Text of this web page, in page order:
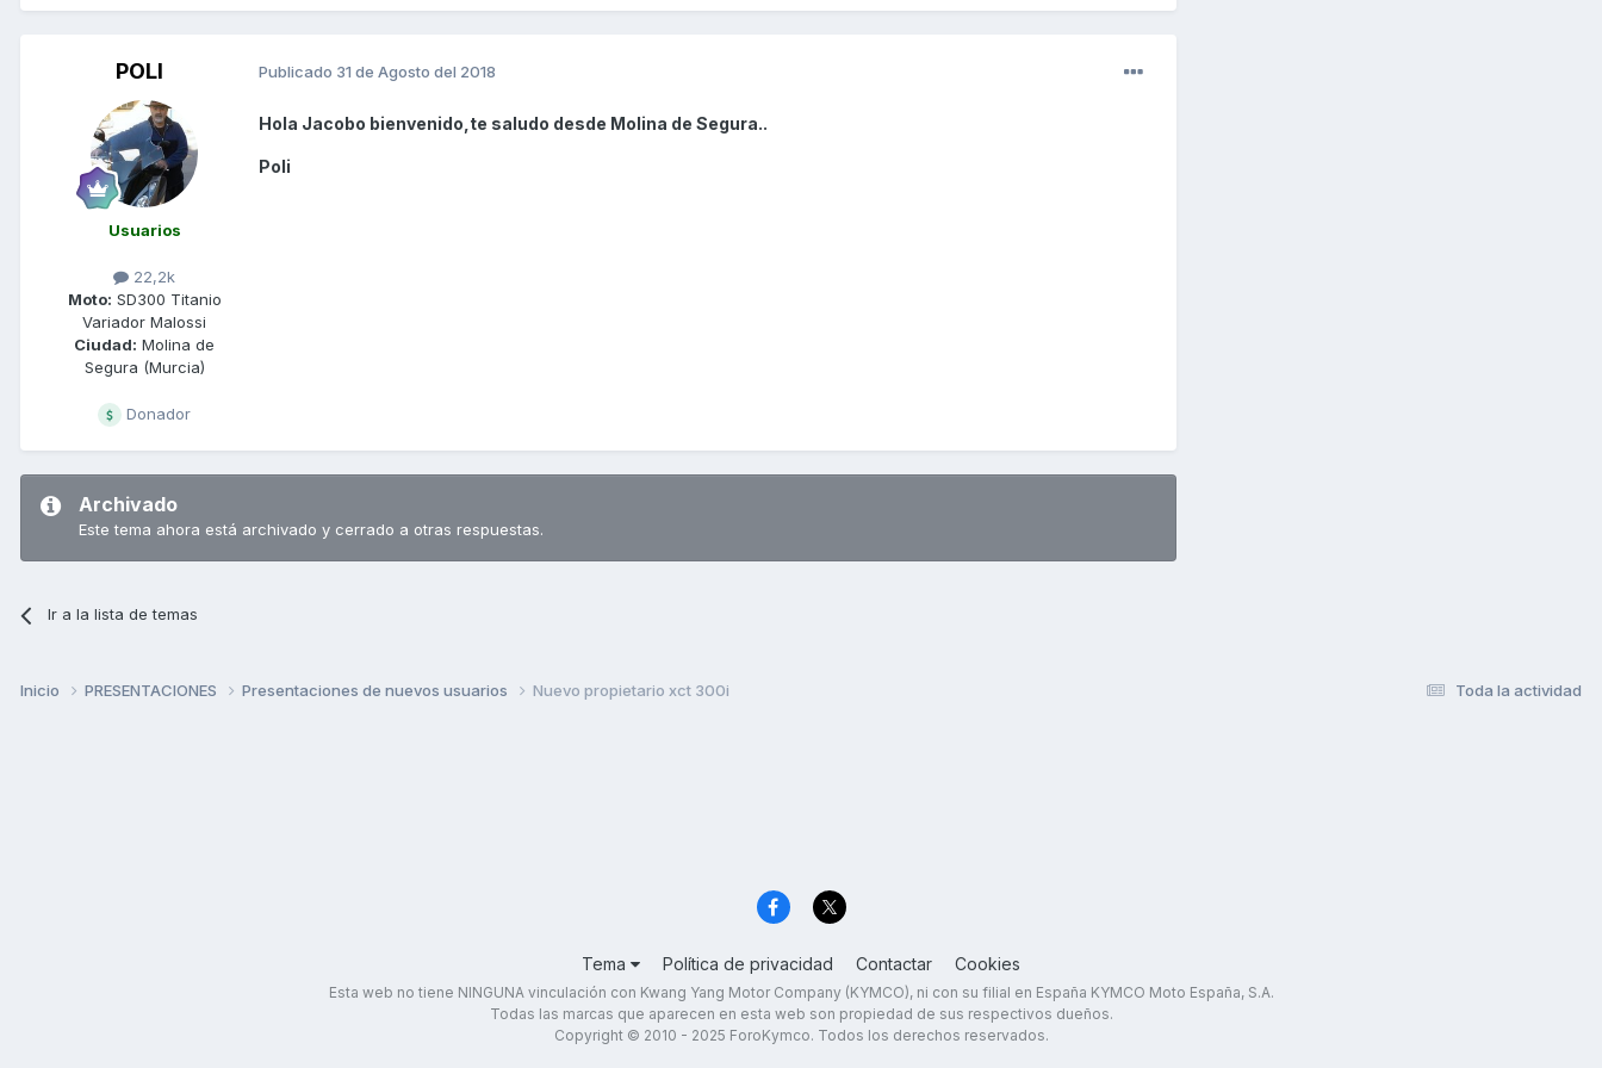
POLI
Usuarios
22,2k
Moto: SD300 Titanio
Variador Malossi
Ciudad: Molina de
Segura (Murcia)
Donador
Publicado 31 de Agosto del 2018
Hola Jacobo bienvenido,te saludo desde Molina de Segura..
Poli
Archivado
Este tema ahora está archivado y cerrado a otras respuestas.
Ir a la lista de temas
Toda la actividad
Inicio PRESENTACIONES Presentaciones de nuevos usuarios Nuevo propietario xct 300i
Tema Política de privacidad Contactar Cookies
Esta web no tiene NINGUNA vinculación con Kwang Yang Motor Company (KYMCO), ni con su filial en España KYMCO Moto España, S.A.
Todas las marcas que aparecen en esta web son propiedad de sus respectivos dueños.
Copyright © 2010 - 2025 ForoKymco. Todos los derechos reservados.